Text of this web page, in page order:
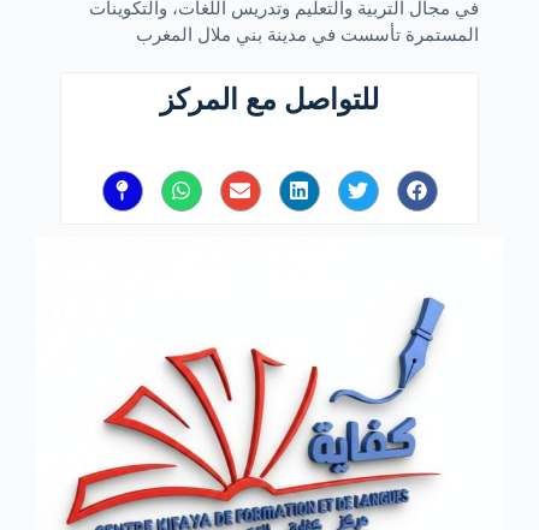
في مجال التربية والتعليم وتدريس اللغات، والتكوينات
المستمرة تأسست في مدينة بني ملال المغرب
للتواصل مع المركز